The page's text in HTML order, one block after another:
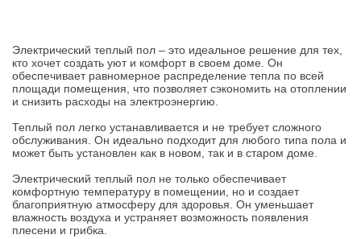
Электрический теплый пол – это идеальное решение для тех,
кто хочет создать уют и комфорт в своем доме. Он
обеспечивает равномерное распределение тепла по всей
площади помещения, что позволяет сэкономить на отоплении
и снизить расходы на электроэнергию.
Теплый пол легко устанавливается и не требует сложного
обслуживания. Он идеально подходит для любого типа пола и
может быть установлен как в новом, так и в старом доме.
Электрический теплый пол не только обеспечивает
комфортную температуру в помещении, но и создает
благоприятную атмосферу для здоровья. Он уменьшает
влажность воздуха и устраняет возможность появления
плесени и грибка.